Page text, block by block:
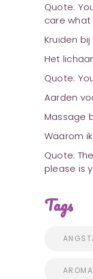
Quote:
care
Kruiden
Het
Quote:
Aarden
Massage
Waarom
Quote:
please is
Tags